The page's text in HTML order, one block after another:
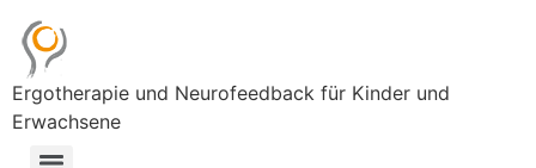
Ergotherapie und Neurofeedback für Kinder und
Erwachsene